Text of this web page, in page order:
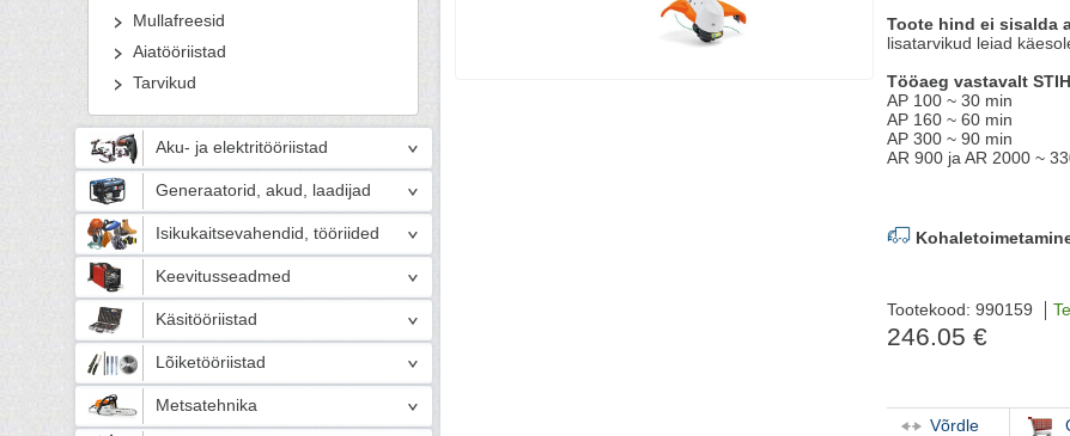
Mullafreesid
Aiatööriistad
Tarvikud
Aku- ja elektritööriistad
Generaatorid, akud, laadijad
Isikukaitsevahendid, tööriided
Keevitusseadmed
Käsitööriistad
Lõiketööriistad
Metsatehnika
Toote hind ei sisalda
lisatarvikud leiad
Tööaeg vastavalt
AP 100 ~ 30 min
AP 160 ~ 60 min
AP 300 ~ 90 min
AR 900 ja AR 2000 ~
Tootekood: 990159
246.05 €
Võrdle